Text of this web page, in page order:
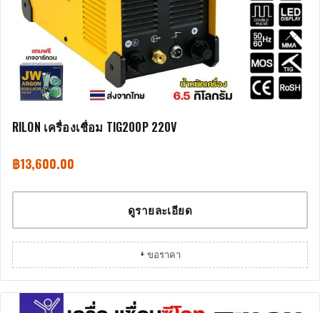
RILON เครื่องเชื่อม TIG200P 220V
฿13,600.00
ดูรายละเอียด
+ ขอราคา